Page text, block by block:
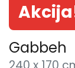
Gabbeh